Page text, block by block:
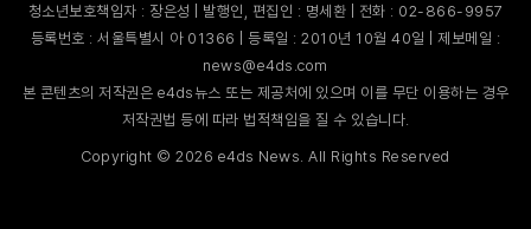
청소년보호책임자 : 장은성 | 발행인, 편집인 : 명세환 | 전화 : 02-866-9957
등록번호 : 서울특별시 아 01366 | 등록일 : 2010년 10월 40일 | 제보메일 :
news@e4ds.com
본 콘텐츠의 저작권은 e4ds뉴스 또는 제공처에 있으며 이를 무단 이용하는 경우
저작권법 등에 따라 법적책임을 질 수 있습니다.
Copyright ©2026 e4ds News. All Rights Reserved